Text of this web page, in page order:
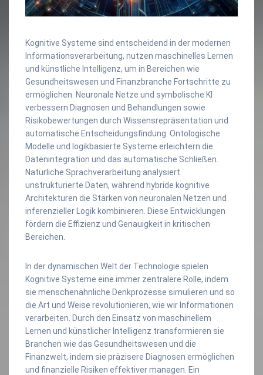
Kognitive Systeme sind entscheidend in der modernen
Informationsverarbeitung, nutzen maschinelles Lernen
und künstliche Intelligenz, um in Bereichen wie
Gesundheitswesen und Finanzbranche Fortschritte zu
ermöglichen. Neuronale Netze und symbolische KI
verbessern Diagnosen und Behandlungen sowie
Risikobewertungen durch Wissensrepräsentation und
automatische Entscheidungsfindung. Ontologische
Modelle und logikbasierte Systeme erleichtern die
Datenintegration und das automatische Schließen.
Natürliche Sprachverarbeitung analysiert
unstrukturierte Daten, während hybride kognitive
Architekturen die Stärken von neuronalen Netzen und
inferenzieller Logik kombinieren. Diese Entwicklungen
fördern die Effizienz und Genauigkeit in kritischen
Bereichen.
In der dynamischen Welt der Technologie spielen
Kognitive Systeme eine immer zentralere Rolle, indem
sie menschenähnliche Denkprozesse simulieren und so
die Art und Weise revolutionieren, wie wir Informationen
verarbeiten. Durch den Einsatz von maschinellem
Lernen und künstlicher Intelligenz transformieren sie
Branchen wie das Gesundheitswesen und die
Finanzwelt, indem sie präzisere Diagnosen ermöglichen
und finanzielle Risiken effektiver managen. Ein